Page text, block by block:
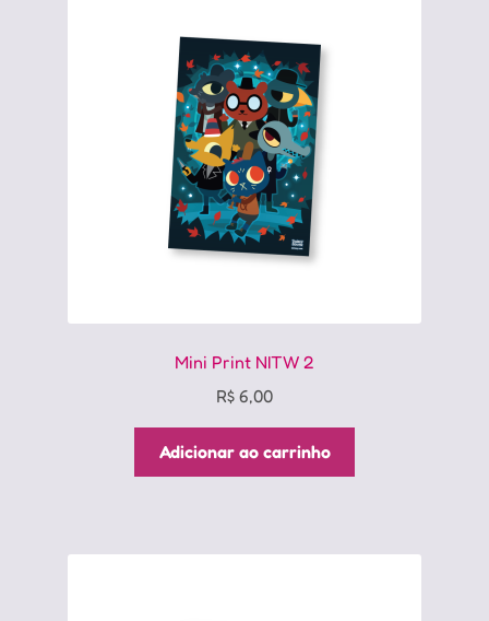
Mini Print NITW 2
R$ 6,00
Adicionar ao carrinho